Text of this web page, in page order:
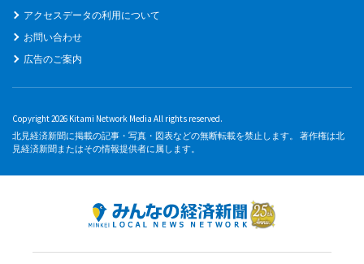
アクセスデータの利用について
お問い合わせ
広告のご案内
Copyright 2026 Kitami Network Media All rights reserved.
北見経済新聞に掲載の記事・写真・図表などの無断転載を禁止します。 著作権は北
見経済新聞またはその情報提供者に属します。